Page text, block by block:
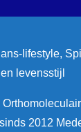
lifestyle,
en levensstijl
2012